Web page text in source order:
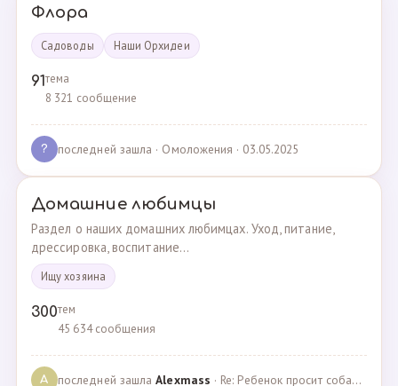
Флора
Садоводы Наши Орхидеи
91тема
8 321 сообщение
? последней зашла · Омоложения · 03.05.2025
Домашние любимцы
Раздел о наших домашних любимцах. Уход, питание,
дрессировка, воспитание...
Ищу хозяина
300тем
45 634 сообщения
A последней зашлаAlexmass · Re: Ребенок просит собаку, посоветуйте какую породу… · 30.03.2025